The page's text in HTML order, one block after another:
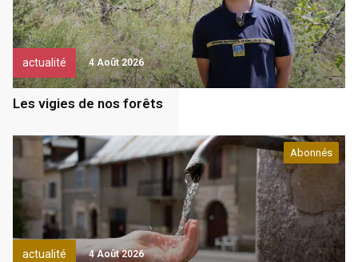
actualité 4 Août 2026
Les vigies de nos forêts
actualité
Abonnés
4 Août 2026